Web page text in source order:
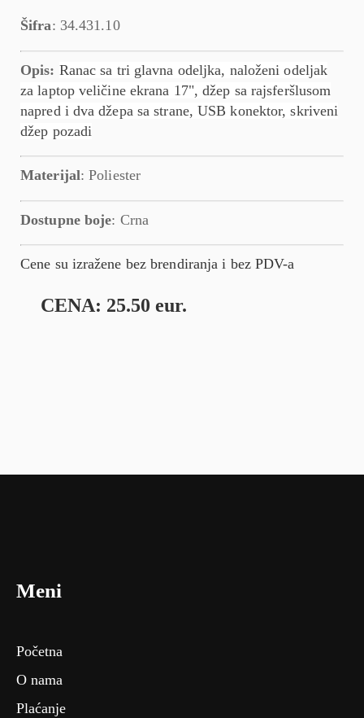
Šifra: 34.431.10
Opis: Ranac sa tri glavna odeljka, naloženi odeljak
za laptop veličine ekrana 17", džep sa rajsferšlusom
napred i dva džepa sa strane, USB konektor, skriveni
džep pozadi
Materijal: Poliester
Dostupne boje: Crna
Cene su izražene bez brendiranja i bez PDV-a
CENA: 25.50 eur.
Meni
Početna
O nama
Plaćanje